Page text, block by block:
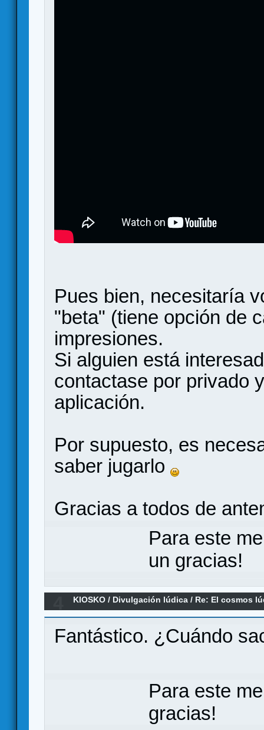
Pues bien, necesitaría
"beta" (tiene opción de
impresiones.
Si alguien está
contactase por privado
aplicación.
Por supuesto, es
saber jugarlo
Gracias a todos de
Para este
un gracias!
KIOSKO / Divulgación lúdica / Re: El cosmos
Fantástico. ¿Cuándo
Para este
gracias!